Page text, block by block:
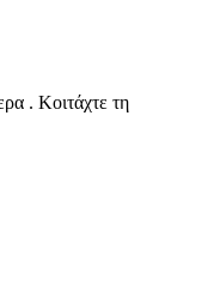
. Κοιτάχτε τη